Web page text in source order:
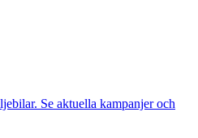
Se aktuella kampanjer och